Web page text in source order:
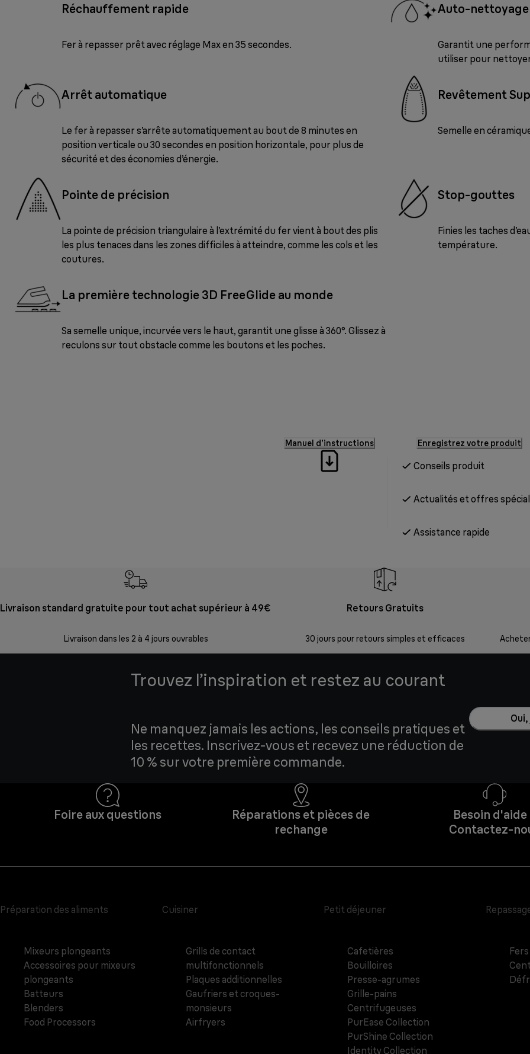
Réchauffement rapide
Fer à repasser prêt avec réglage Max en 35 secondes.
Auto-nettoyage
Garantit une
utiliser pour
Arrêt automatique
Le fer à repasser s’arrête automatiquement au bout de 8 minutes en
position verticale ou 30 secondes en position horizontale, pour plus de
sécurité et des économies d’énergie.
Revêtement
Semelle en
Pointe de précision
La pointe de précision triangulaire à l’extrémité du fer vient à bout des plis
les plus tenaces dans les zones difficiles à atteindre, comme les cols et les
coutures.
Stop-gouttes
Finies les taches
température.
La première technologie 3D FreeGlide au monde
Sa semelle unique, incurvée vers le haut, garantit une glisse à 360°. Glissez à
reculons sur tout obstacle comme les boutons et les poches.
Manuel d’instructions Enregistrez votre produit
Conseils produit
Actualités et offres
Assistance rapide
Livraison standard gratuite pour tout achat supérieur à 49€
Livraison dans les 2 à 4 jours ouvrables
Retours Gratuits
30 jours pour retours simples et efficaces
Trouvez l’inspiration et restez au courant
Ne manquez jamais les actions, les conseils pratiques et
les recettes. Inscrivez-vous et recevez une réduction de
10 % sur votre première commande.
Foire aux questions
Réparations et pièces de
rechange
Besoin d'aide
Contactez-
Préparation des aliments
Mixeurs plongeants
Accessoires pour mixeurs
plongeants
Batteurs
Blenders
Food Processors
Cuisiner
Grills de contact
multifonctionnels
Plaques additionnelles
Gaufriers et croques-
monsieurs
Airfryers
Petit déjeuner
Cafetières
Bouilloires
Presse-agrumes
Grille-pains
Centrifugeuses
PurEase Collection
PurShine Collection
Identity Collection